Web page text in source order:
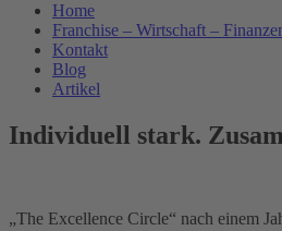
Home
Franchise – Wirtschaft –
Kontakt
Blog
Artikel
Individuell stark.
„The Excellence Circle“ nach einem